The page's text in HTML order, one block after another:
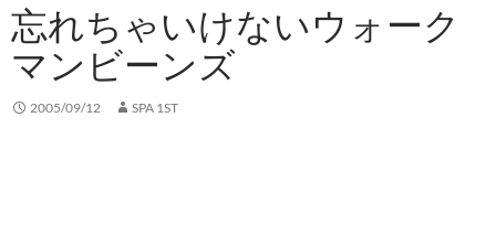
ツ
へ
ス
ッ
忘れちゃいけないウォーク
マンビーンズ
2005/09/12 SPA 1ST